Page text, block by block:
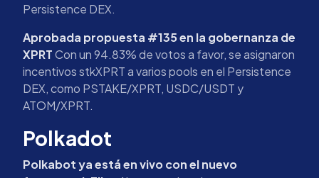
Persistence DEX.
Aprobada propuesta #135 en la gobernanza de
XPRTCon un 94.83% de votos a favor, se asignaron
incentivos stkXPRT a varios pools en el Persistence
DEX, como PSTAKE/XPRT, USDC/USDT y
ATOM/XPRT.
Polkadot
Polkabot ya está en vivo con el nuevo